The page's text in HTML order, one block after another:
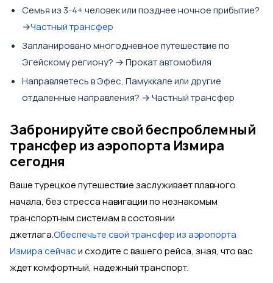
Семья из 3-4+ человек или позднее ночное прибытие?
→Частный трансфер
Запланировано многодневное путешествие по
Эгейскому региону? → Прокат автомобиля
Направляетесь в Эфес, Памуккале или другие
отдаленные направления? → Частный трансфер
Забронируйте свой беспроблемный
трансфер из аэропорта Измира
сегодня
Ваше турецкое путешествие заслуживает плавного
начала, без стресса навигации по незнакомым
транспортным системам в состоянии
джетлага.Обеспечьте свой трансфер из аэропорта
Измира сейчаси сходите с вашего рейса, зная, что вас
ждет комфортный, надежный транспорт.